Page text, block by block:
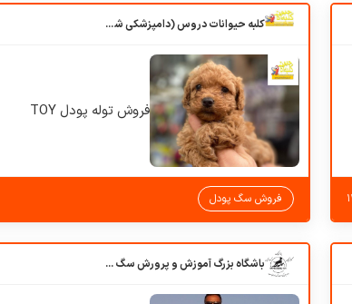
کلبه حیوانات دروس (دامپزشکی شهرزاد)
فروش توله پودل TOY
فروش سگ پودل
باشگاه بزرگ آموزش و پرورش سگ کوهرج کنل